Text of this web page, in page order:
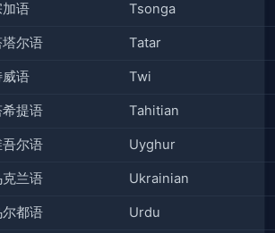
加语 Tsonga
塔尔语 Tatar
威语 Twi
希提语 Tahitian
吾尔语 Uyghur
克兰语 Ukrainian
尔都语 Urdu